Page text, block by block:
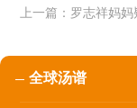
上一篇： 罗志祥妈妈疑发声：把妳当儿媳，你却想毁掉
全球汤谱